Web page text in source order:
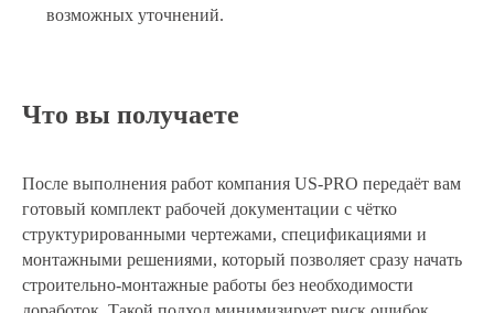
возможных уточнений.
Что вы получаете
После выполнения работ компания US-PRO передаёт вам
готовый комплект рабочей документации с чётко
структурированными чертежами, спецификациями и
монтажными решениями, который позволяет сразу начать
строительно-монтажные работы без необходимости